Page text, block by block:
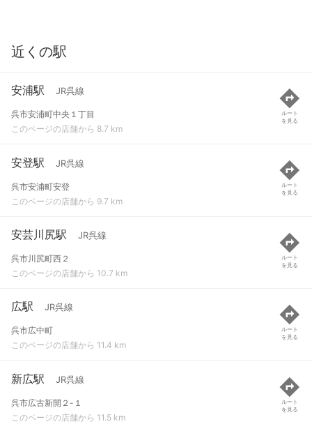
近くの駅
安浦駅 JR呉線
呉市安浦町中央１丁目
このページの店舗から 8.7 km
ルート
を見る
安登駅 JR呉線
呉市安浦町安登
このページの店舗から 9.7 km
ルート
を見る
安芸川尻駅 JR呉線
呉市川尻町西２
このページの店舗から 10.7 km
ルート
を見る
広駅 JR呉線
呉市広中町
このページの店舗から 11.4 km
ルート
を見る
新広駅 JR呉線
呉市広古新開２-１
このページの店舗から 11.5 km
ルート
を見る